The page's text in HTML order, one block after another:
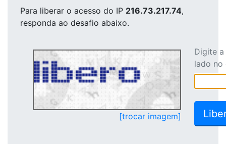
Para liberar o acesso do IP 216.73.217.74,
responda ao desafio abaixo.
[trocar imagem]
Digite
lado no